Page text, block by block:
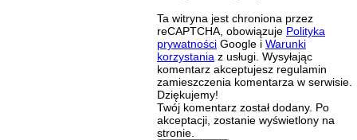
Ta witryna jest chroniona przez
reCAPTCHA, obowiązuje Polityka
prywatności Google i Warunki
korzystania z usługi. Wysyłając
komentarz akceptujesz regulamin
zamieszczenia komentarza w serwisie.
Dziękujemy!
Twój komentarz został dodany. Po
akceptacji, zostanie wyświetlony na
stronie.